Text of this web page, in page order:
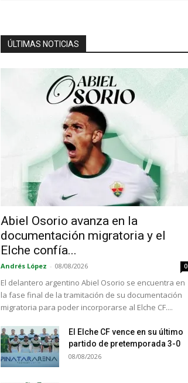
ÚLTIMAS NOTICIAS
Abiel Osorio avanza en la
documentación migratoria y el
Elche confía...
Andrés López - 08/08/2026 0
El delantero argentino Abiel Osorio se encuentra en
la fase final de la tramitación de su documentación
migratoria para poder incorporarse al Elche CF....
El Elche CF vence en su último
partido de pretemporada 3-0
08/08/2026